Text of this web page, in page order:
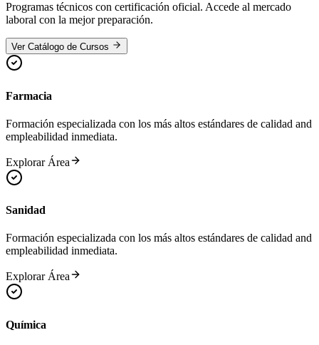
Programas técnicos con certificación oficial. Accede al mercado
laboral con la mejor preparación.
Ver Catálogo de Cursos
Farmacia
Formación especializada con los más altos estándares de calidad and
empleabilidad inmediata.
Explorar Área
Sanidad
Formación especializada con los más altos estándares de calidad and
empleabilidad inmediata.
Explorar Área
Química